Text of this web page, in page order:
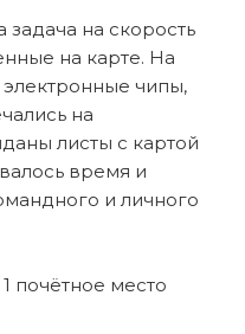
на скорость
на карте. На
чипы,
на
листы с картой
время и
и личного
почётное место